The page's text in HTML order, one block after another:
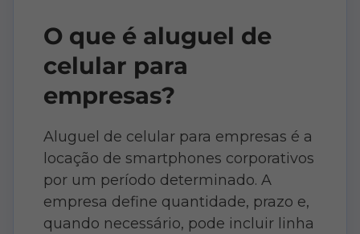
O que é aluguel de
celular para
empresas?
Aluguel de celular para empresas é a
locação de smartphones corporativos
por um período determinado. A
empresa define quantidade, prazo e,
quando necessário, pode incluir linha